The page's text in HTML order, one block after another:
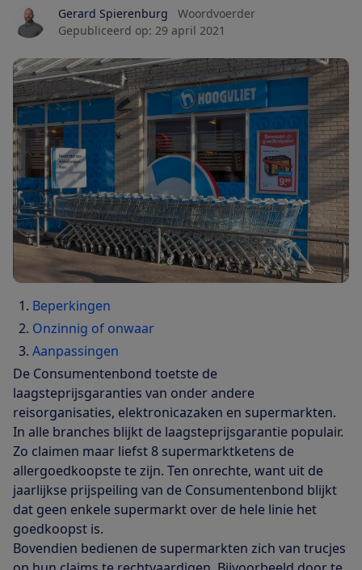
Gerard Spierenburg
Woordvoerder
Gepubliceerd op: 29 april 2021
Beperkingen
Onzinnig of onwaar
Aanpassingen
De Consumentenbond toetste de
laagsteprijsgaranties van onder andere
reisorganisaties, elektronicazaken en supermarkten.
In alle branches blijkt de laagsteprijsgarantie populair.
Zo claimen maar liefst 8 supermarktketens de
allergoedkoopste te zijn. Ten onrechte, want uit de
jaarlijkse prijspeiling van de Consumentenbond blijkt
dat geen enkele supermarkt over de hele linie het
goedkoopst is.
Bovendien bedienen de supermarkten zich van trucjes